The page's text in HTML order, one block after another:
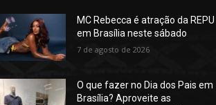
MC Rebecca é atração da REPU
em Brasília neste sábado
7 de agosto de 2026
O que fazer no Dia dos Pais em
Brasília? Aproveite as